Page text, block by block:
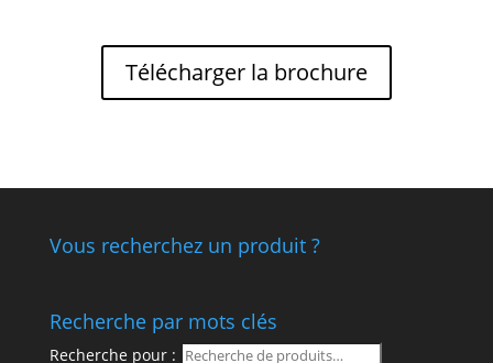
Télécharger la brochure
Vous recherchez un produit ?
Recherche par mots clés
Recherche pour :